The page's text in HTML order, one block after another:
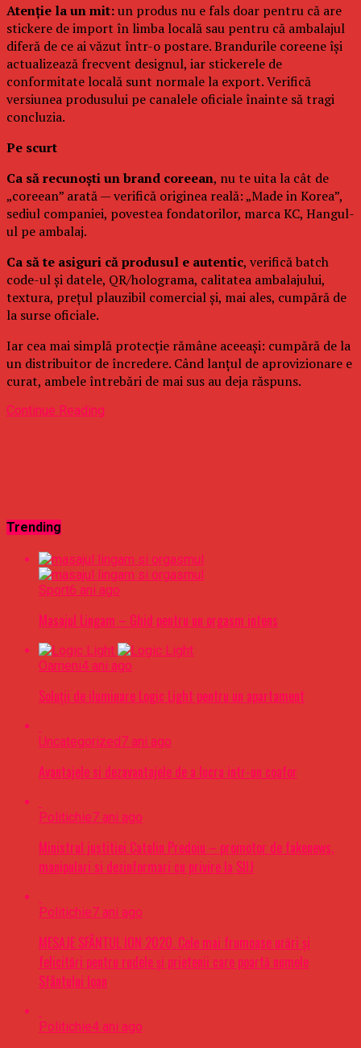
Atenție la un mit:un produs nu e fals doar pentru că are
stickere de import în limba locală sau pentru că ambalajul
diferă de ce ai văzut într-o postare. Brandurile coreene își
actualizează frecvent designul, iar stickerele de
conformitate locală sunt normale la export. Verifică
versiunea produsului pe canalele oficiale înainte să tragi
concluzia.
Pe scurt
Ca să recunoști un brand coreean, nu te uita la cât de
„coreean” arată — verifică originea reală: „Made in Korea”,
sediul companiei, povestea fondatorilor, marca KC, Hangul-
ul pe ambalaj.
Ca să te asiguri că produsul e autentic, verifică batch
code-ul și datele, QR/holograma, calitatea ambalajului,
textura, prețul plauzibil comercial și, mai ales, cumpără de
la surse oficiale.
Iar cea mai simplă protecție rămâne aceeași: cumpără de la
un distribuitor de încredere. Când lanțul de aprovizionare e
curat, ambele întrebări de mai sus au deja răspuns.
Continue Reading
Trending
Sport6 ani ago
Masajul Lingam – Ghid pentru un orgasm intens
Oameni4 ani ago
Soluții de iluminare Logic Light pentru un apartament
Uncategorized7 ani ago
Avantajele si dezavantajele de a lucra intr-un coafor
Politichie7 ani ago
Ministrul justitiei Catalin Predoiu – promotor de fakenews,
manipulari si dezinformari cu privire la SIIJ
Politichie7 ani ago
MESAJE SFÂNTUL ION 2020. Cele mai frumoase urări şi
felicitări pentru rudele şi prietenii care poartă numele
Sfântului Ioan
Politichie4 ani ago